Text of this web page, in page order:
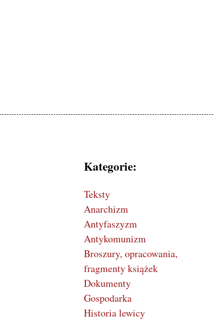
Kategorie:
Teksty
Anarchizm
Antyfaszyzm
Antykomunizm
Broszury, opracowania,
fragmenty książek
Dokumenty
Gospodarka
Historia lewicy